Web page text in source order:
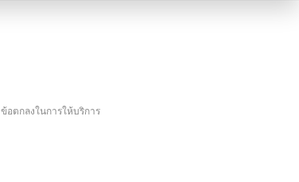
ข้อตกลงในการให้บริการ